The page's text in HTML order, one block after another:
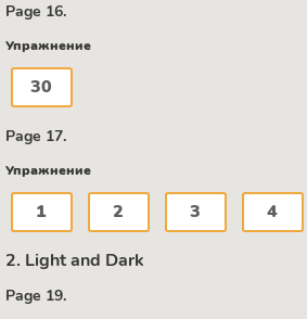
Page 16.
Упражнение
30
Page 17.
Упражнение
1 2 3 4
2. Light and Dark
Page 19.